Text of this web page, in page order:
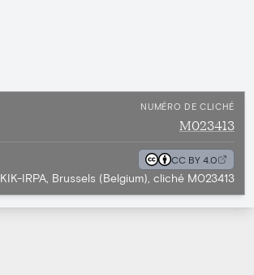
NUMÉRO DE CLICHÉ
M023413
CC BY 4.0
KIK-IRPA, Brussels (Belgium), cliché M023413